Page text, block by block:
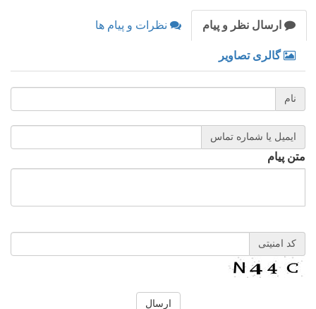
ارسال نظر و پیام نظرات و پیام ها
گالری تصاویر
نام
ایمیل یا شماره تماس
متن پیام
کد امنیتی